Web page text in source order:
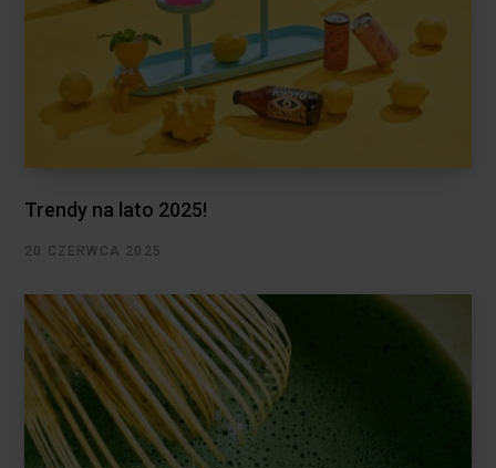
Trendy na lato 2025!
20 CZERWCA 2025